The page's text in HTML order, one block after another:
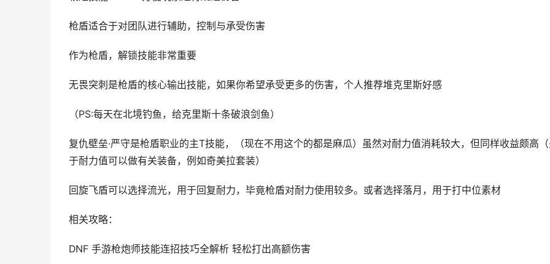
枪盾适合于对团队进行辅助，控制与承受伤害
作为枪盾，解锁技能非常重要
无畏突刺是枪盾的核心输出技能，如果你希望承受更多的伤害，个人推荐堆克里斯好感
（PS:每天在北境钓鱼，给克里斯十条破浪剑鱼）
复仇壁垒·严守是枪盾职业的主T技能，（现在不用这个的都是麻瓜）虽然对耐力值消耗较大，但同样收益颇高
于耐力值可以做有关装备，例如奇美拉套装）
回旋飞盾可以选择流光，用于回复耐力，毕竟枪盾对耐力使用较多。或者选择落月，用于打中位素材
相关攻略：
DNF 手游枪炮师技能连招技巧全解析 轻松打出高额伤害